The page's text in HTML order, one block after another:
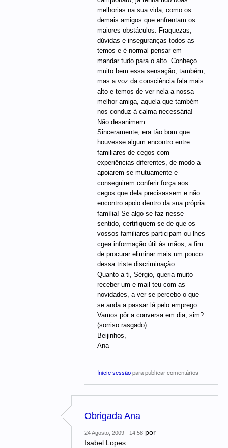
melhorias na sua vida, como os
demais amigos que enfrentam os
maiores obstáculos. Fraquezas,
dúvidas e inseguranças todos as
temos e é normal pensar em
mandar tudo para o alto. Conheço
muito bem essa sensação, também,
mas a voz da consciência fala mais
alto e temos de ver nela a nossa
melhor amiga, aquela que também
nos conduz à calma necessária!
Não desanimem...
Sinceramente, era tão bom que
houvesse algum encontro entre
familiares de cegos com
experiências diferentes, de modo a
apoiarem-se mutuamente e
conseguirem conferir força aos
cegos que dela precisassem e não
encontro apoio dentro da sua própria
família! Se algo se faz nesse
sentido, certifiquem-se de que os
vossos familiares participam ou lhes
cgea informação útil às mãos, a fim
de procurar eliminar mais um pouco
dessa triste discriminação.
Quanto a ti, Sérgio, queria muito
receber um e-mail teu com as
novidades, a ver se percebo o que
se anda a passar lá pelo emprego.
Vamos pôr a conversa em dia, sim?
(sorriso rasgado)
Beijinhos,
Ana
Inicie sessãopara publicar comentários
Obrigada Ana
24 Agosto, 2009 - 14:58 por
Isabel Lopes